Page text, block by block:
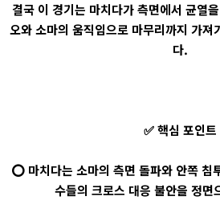
결국 이 경기는 마치다가 측면에서 균열
오와 소마의 움직임으로 마무리까지 가져
다.
✅ 핵심 포인트
⭕ 마치다는 소마의 측면 돌파와 안쪽 침
수들의 크로스 대응 불안을 정면